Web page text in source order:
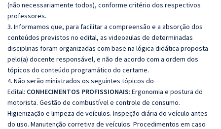
(não necessariamente todos), conforme critério dos respectivos
professores.
3. Informamos que, para facilitar a compreensão e a absorção dos
conteúdos previstos no edital, as videoaulas de determinadas
disciplinas foram organizadas com base na lógica didática proposta
pelo(a) docente responsável, e não de acordo com a ordem dos
tópicos do conteúdo programático do certame.
4. Não serão ministrados os seguintes tópicos do
Edital: CONHECIMENTOS PROFISSIONAIS: Ergonomia e postura do
motorista. Gestão de combustível e controle de consumo.
Higienização e limpeza de veículos. Inspeção diária do veículo antes
do uso. Manutenção corretiva de veículos. Procedimentos em caso